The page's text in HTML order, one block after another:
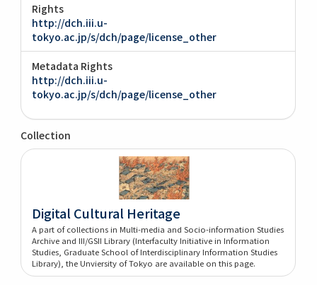
Rights
http://dch.iii.u-
tokyo.ac.jp/s/dch/page/license_other
Metadata Rights
http://dch.iii.u-
tokyo.ac.jp/s/dch/page/license_other
Collection
Digital Cultural Heritage
A part of collections in Multi-media and Socio-information Studies
Archive and III/GSII Library (Interfaculty Initiative in Information
Studies, Graduate School of Interdisciplinary Information Studies
Library), the Unviersity of Tokyo are available on this page.